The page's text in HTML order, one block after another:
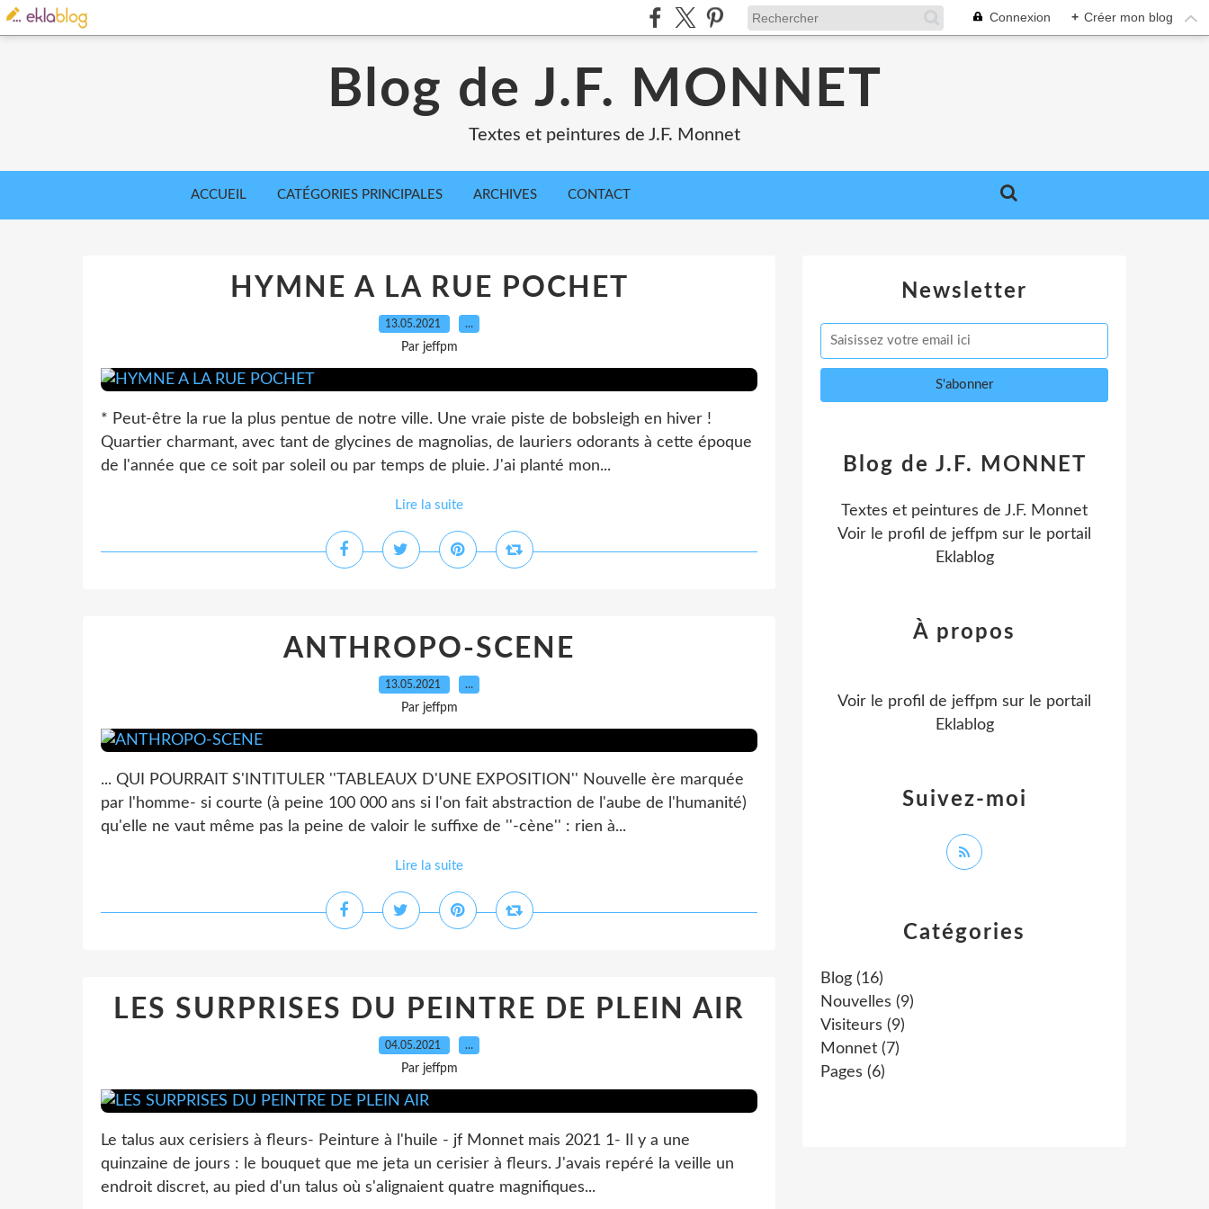
Connexion + Créer mon blog
Blog de J.F. MONNET
Textes et peintures de J.F. Monnet
ACCUEIL CATÉGORIES PRINCIPALES ARCHIVES CONTACT
HYMNE A LA RUE POCHET
13.05.2021 …
Par jeffpm
* Peut-être la rue la plus pentue de notre ville. Une vraie piste de bobsleigh en hiver !
Quartier charmant, avec tant de glycines de magnolias, de lauriers odorants à cette époque
de l'année que ce soit par soleil ou par temps de pluie. J'ai planté mon...
Lire la suite
ANTHROPO-SCENE
13.05.2021 …
Par jeffpm
... QUI POURRAIT S'INTITULER ''TABLEAUX D'UNE EXPOSITION'' Nouvelle ère marquée
par l'homme- si courte (à peine 100 000 ans si l'on fait abstraction de l'aube de l'humanité)
qu'elle ne vaut même pas la peine de valoir le suffixe de ''-cène'' : rien à...
Lire la suite
LES SURPRISES DU PEINTRE DE PLEIN AIR
04.05.2021 …
Par jeffpm
Le talus aux cerisiers à fleurs- Peinture à l'huile - jf Monnet mais 2021 1- Il y a une
quinzaine de jours : le bouquet que me jeta un cerisier à fleurs. J'avais repéré la veille un
endroit discret, au pied d'un talus où s'alignaient quatre magnifiques...
Newsletter
Catégories
Blog (16)
Nouvelles (9)
Visiteurs (9)
Monnet (7)
Pages (6)
Blog de J.F. MONNET
Textes et peintures de J.F. Monnet
Voir le profil de jeffpm sur le portail
Eklablog
Suivez-moi
À propos
Voir le profil de jeffpm sur le portail
Eklablog